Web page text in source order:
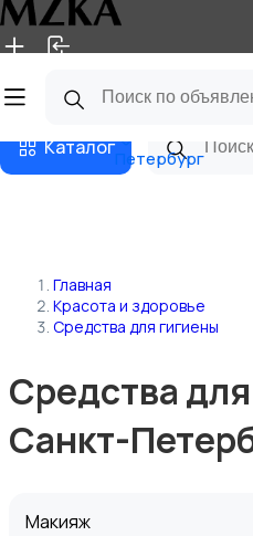
Главная Магазины
КаталогПетербург
Главная
Красота и здоровье
Средства для гигиены
Средства
Санкт-
Макияж